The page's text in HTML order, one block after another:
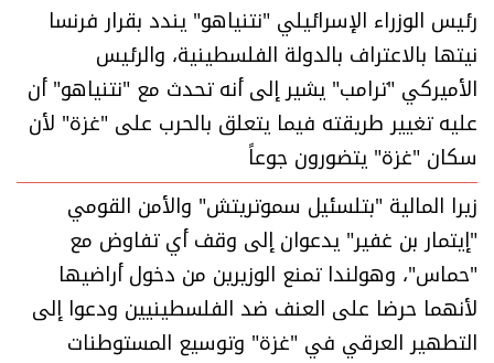
رئيس الوزراء الإسرائيلي "نتنياهو" يندد بقرار فرنسا
نيتها بالاعتراف بالدولة الفلسطينية، والرئيس
الأميركي "ترامب" يشير إلى أنه تحدث مع "نتنياهو" أن
عليه تغيير طريقته فيما يتعلق بالحرب على "غزة" لأن
سكان "غزة" يتضورون جوعاً
زيرا المالية "بتلسئيل سموتريتش" والأمن القومي
"إيتمار بن غفير" يدعوان إلى وقف أي تفاوض مع
"حماس"، وهولندا تمنع الوزيرين من دخول أراضيها
لأنهما حرضا على العنف ضد الفلسطينيين ودعوا إلى
التطهير العرقي في "غزة" وتوسيع المستوطنات